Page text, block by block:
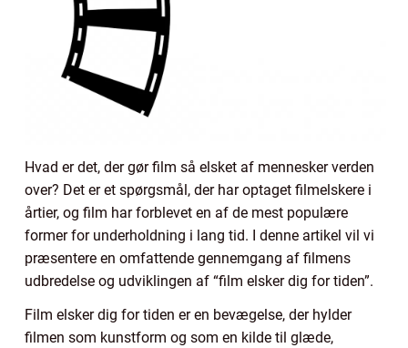
Hvad er det, der gør film så elsket af mennesker verden
over? Det er et spørgsmål, der har optaget filmelskere i
årtier, og film har forblevet en af de mest populære
former for underholdning i lang tid. I denne artikel vil vi
præsentere en omfattende gennemgang af filmens
udbredelse og udviklingen af “film elsker dig for tiden”.
Film elsker dig for tiden er en bevægelse, der hylder
filmen som kunstform og som en kilde til glæde,